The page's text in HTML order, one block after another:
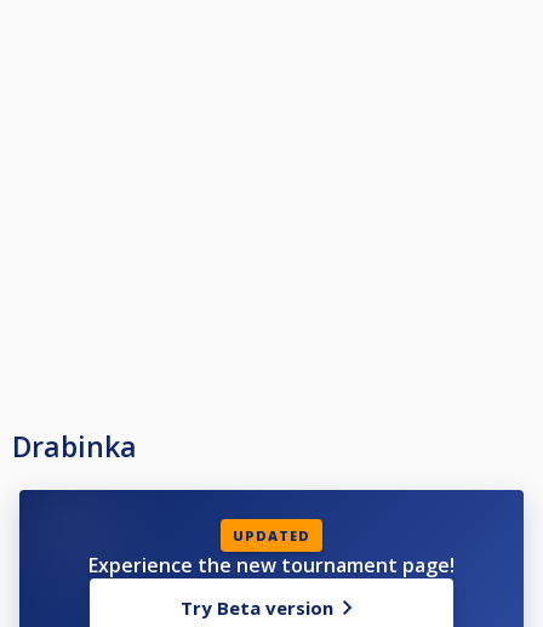
Drabinka
UPDATED
Experience the new tournament page!
Try Beta version